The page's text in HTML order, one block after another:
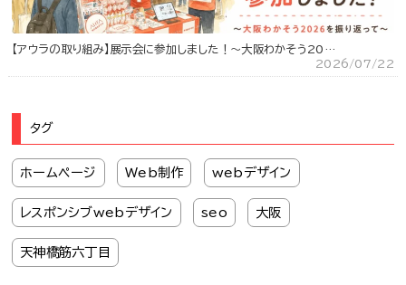
【アウラの取り組み】展示会に参加しました！～大阪わかそう20…
2026/07/22
タグ
ホームページ Web制作 webデザイン
レスポンシブwebデザイン seo 大阪
天神橋筋六丁目